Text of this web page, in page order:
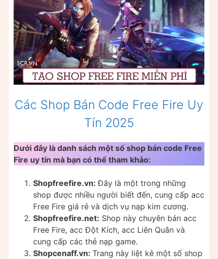
Các Shop Bán Code Free Fire Uy
Tín 2025
Dưới đây là danh sách một số shop bán code Free
Fire uy tín mà bạn có thể tham khảo:
Shopfreefire.vn:Đây là một trong những
shop được nhiều người biết đến, cung cấp acc
Free Fire giá rẻ và dịch vụ nạp kim cương.
Shopfreefire.net: Shop này chuyên bán acc
Free Fire, acc Đột Kích, acc Liên Quân và
cung cấp các thẻ nạp game.
Shopcenaff.vn: Trang này liệt kê một số shop